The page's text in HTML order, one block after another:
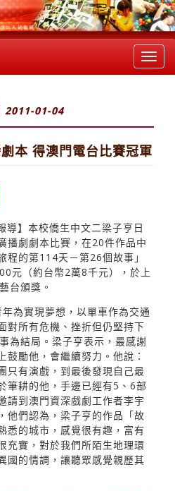
2011-01-04
本 得澳門電台比賽冠軍
導】本校僑生中文二梁子亨日
播劇劇本比賽，在20件作品中
程的第114天－第26個故事」
元（約台幣2萬8千元），於上
台頒獎。
為實現夢想，以單車作為交通
對所有危機、挫折但仍堅持下
為結局。梁子亨表示，最感謝
鼓勵他，會繼續努力。他說：
只有演戲，到最後發現自己最
筆耕的他，手邊已經有5、6部
請到澳門資深戲劇工作者李宇
他們認為，梁子亨的作品「故
悉的城市，感覺很有趣，富有
充實，對於我們所陌生地理環
國的情調，讓聽眾感覺親歷其